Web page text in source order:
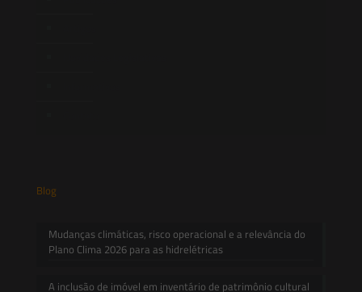
Blog
Mudanças climáticas, risco operacional e a relevância do
Plano Clima 2026 para as hidrelétricas
A inclusão de imóvel em inventário de patrimônio cultural